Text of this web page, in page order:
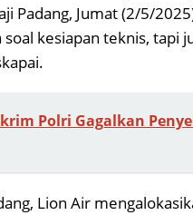
Padang, Jumat (2/5/
kesiapan teknis, tapi
Polri Gagalkan
Lion Air